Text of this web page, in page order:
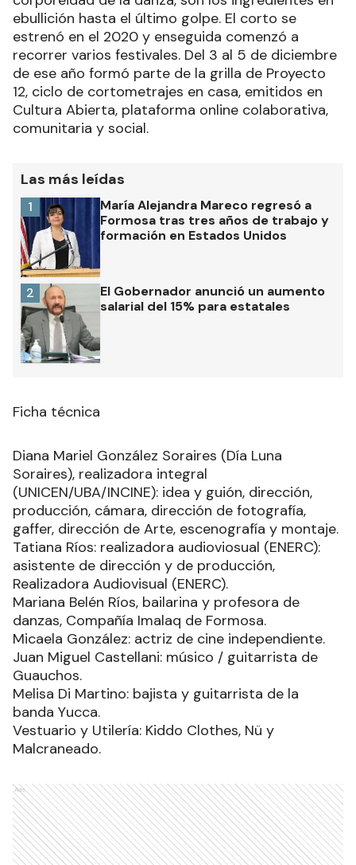
ebullición hasta el último golpe. El corto se
estrenó en el 2020 y enseguida comenzó a
recorrer varios festivales. Del 3 al 5 de diciembre
de ese año formó parte de la grilla de Proyecto
12, ciclo de cortometrajes en casa, emitidos en
Cultura Abierta, plataforma online colaborativa,
comunitaria y social.
Las más leídas
María Alejandra Mareco regresó a
Formosa tras tres años de trabajo y
formación en Estados Unidos
1
El Gobernador anunció un aumento
salarial del 15% para estatales
2
Ficha técnica
Diana Mariel González Soraires (Día Luna
Soraires), realizadora integral
(UNICEN/UBA/INCINE): idea y guión, dirección,
producción, cámara, dirección de fotografía,
gaffer, dirección de Arte, escenografía y montaje.
Tatiana Ríos: realizadora audioviosual (ENERC):
asistente de dirección y de producción,
Realizadora Audiovisual (ENERC).
Mariana Belén Ríos, bailarina y profesora de
danzas, Compañía Imalaq de Formosa.
Micaela González: actriz de cine independiente.
Juan Miguel Castellani: músico / guitarrista de
Guauchos.
Melisa Di Martino: bajista y guitarrista de la
banda Yucca.
Vestuario y Utilería: Kiddo Clothes, Nü y
Malcraneado.
Ads